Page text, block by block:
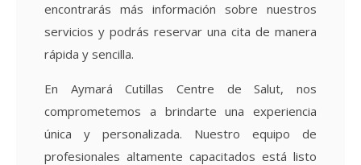
encontrarás más información sobre nuestros
servicios y podrás reservar una cita de manera
rápida y sencilla.
En Aymará Cutillas Centre de Salut, nos
comprometemos a brindarte una experiencia
única y personalizada. Nuestro equipo de
profesionales altamente capacitados está listo